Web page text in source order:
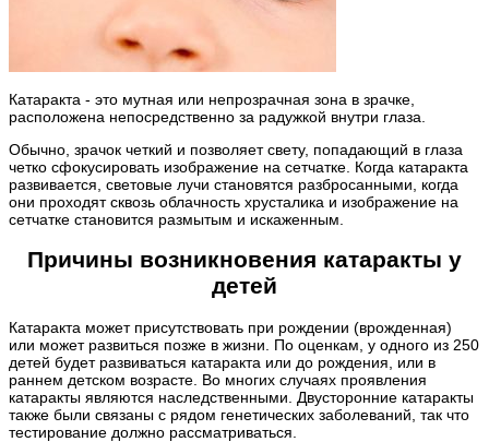
Катаракта - это мутная или непрозрачная зона в зрачке,
расположена непосредственно за радужкой внутри глаза.
Обычно, зрачок четкий и позволяет свету, попадающий в глаза
четко сфокусировать изображение на сетчатке. Когда катаракта
развивается, световые лучи становятся разбросанными, когда
они проходят сквозь облачность хрусталика и изображение на
сетчатке становится размытым и искаженным.
Причины возникновения катаракты у
детей
Катаракта может присутствовать при рождении (врожденная)
или может развиться позже в жизни. По оценкам, у одного из 250
детей будет развиваться катаракта или до рождения, или в
раннем детском возрасте. Во многих случаях проявления
катаракты являются наследственными. Двусторонние катаракты
также были связаны с рядом генетических заболеваний, так что
тестирование должно рассматриваться.